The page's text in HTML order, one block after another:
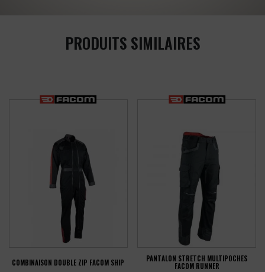
PRODUITS SIMILAIRES
COMBINAISON DOUBLE ZIP FACOM SHIP
PANTALON STRETCH MULTIPOCHES
FACOM RUNNER